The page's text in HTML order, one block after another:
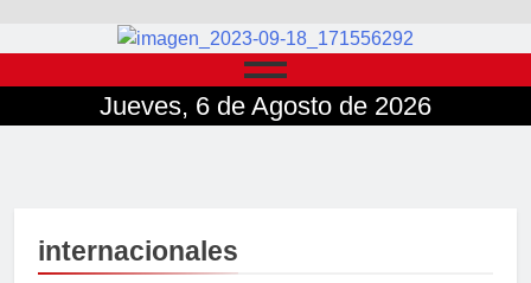
Jueves, 6 de Agosto de 2026
internacionales